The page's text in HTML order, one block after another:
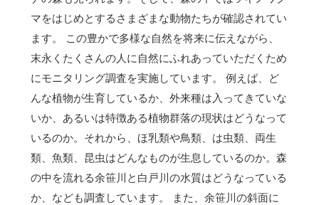
マをはじめとするさまざまな動物たちが確認されてい
ます。 この豊かで多様な自然を将来に伝えながら、
末永くたくさんの人に自然にふれあっていただくため
にモニタリング調査を実施しています。 例えば、ど
んな植物が生育しているか、外来種は入ってきていな
いか、あるいは特徴ある植物群落の現状はどうなって
いるのか。それから、ほ乳類や鳥類、は虫類、両生
類、魚類、昆虫はどんなものが生息しているのか。森
の中を流れる余笹川と白戸川の水質はどうなっている
か、なども調査しています。 また、余笹川の斜面に